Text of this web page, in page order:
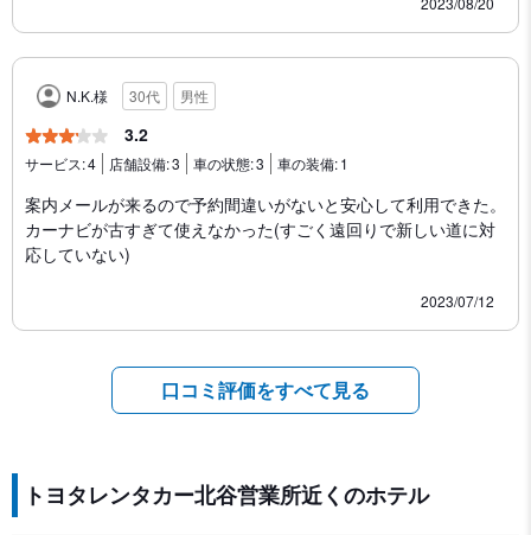
N.K.様 30代 男性
3.2
サービス:4 店舗設備:3 車の状態:3 車の装備:1
案内メールが来るので予約間違いがないと安心して利用できた。
カーナビが古すぎて使えなかった(すごく遠回りで新しい道に対
応していない)
2023/07/12
口コミ評価をすべて見る
トヨタレンタカー北谷営業所近くのホテル